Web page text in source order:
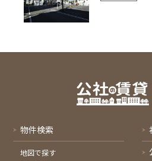
物件検索
地図で探す